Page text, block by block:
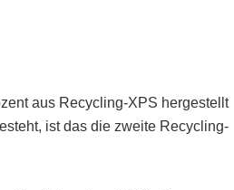
aus Recycling-XPS hergestellt
ist das die zweite Recycling-